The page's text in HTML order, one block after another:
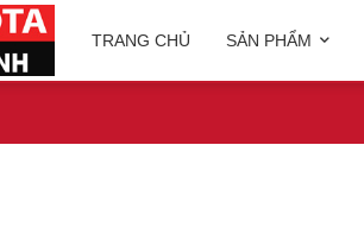
TRANG CHỦ SẢN PHẨM